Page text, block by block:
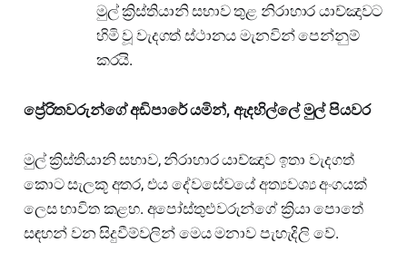
මුල් ක්‍රිස්තියානි සභාව තුළ නිරාහාර යාච්ඤාවට
හිමි වූ වැදගත් ස්ථානය මැනවින් පෙන්නුම්
කරයි.
ප්‍රේරිතවරුන්ගේ අඩිපාරේ යමින්, ඇදහිල්ලේ මුල් පියවර
මුල් ක්‍රිස්තියානි සභාව, නිරාහාර යාච්ඤාව ඉතා වැදගත්
කොට සැලකූ අතර, එය දේවසේවයේ අත්‍යවශ්‍ය අංගයක්
ලෙස භාවිත කළහ. අපෝස්තුළුවරුන්ගේ ක්‍රියා පොතේ
සඳහන් වන සිදුවීම්වලින් මෙය මනාව පැහැදිලි වේ.